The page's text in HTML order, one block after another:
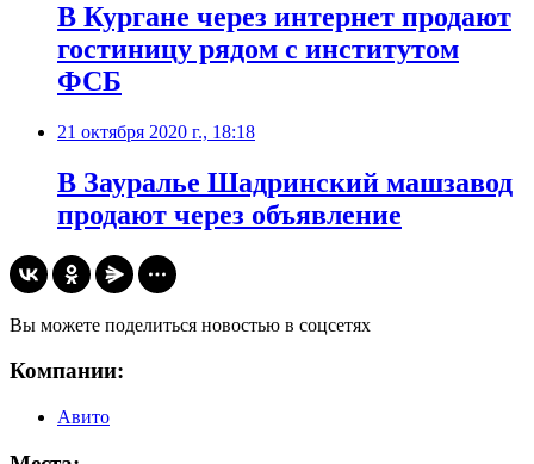
В Кургане через интернет продают
гостиницу рядом с институтом
ФСБ
21 октября 2020 г., 18:18
В Зауралье Шадринский машзавод
продают через объявление
Вы можете поделиться новостью в соцсетях
Компании:
Авито